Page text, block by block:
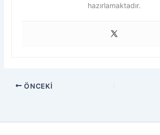
hazırlamaktadır.
ÖNCEKI